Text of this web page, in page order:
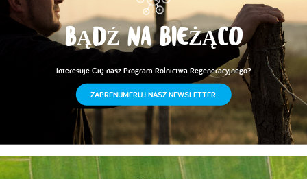
BĄDŹ NA BIEŻĄCO
Interesuje Cię nasz Program Rolnictwa Regeneracyjnego?
ZAPRENUMERUJ NASZ NEWSLETTER